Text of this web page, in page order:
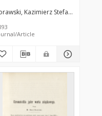
Kazimierz Stefan
Article